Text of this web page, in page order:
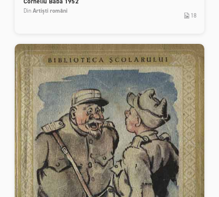
DinArtiști români
18